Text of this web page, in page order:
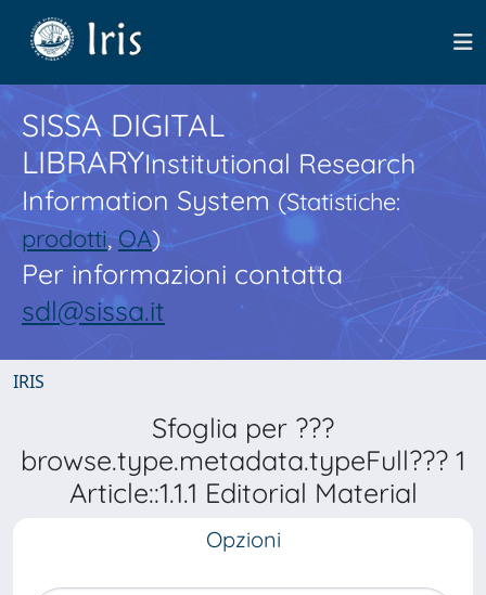
SISSA DIGITAL
LIBRARYInstitutional Research
Information System(Statistiche:
prodotti,OA)
Per informazioni contatta
sdl@sissa.it
IRIS
Sfoglia per ???
browse.type.metadata.typeFull??? 1
Article::1.1.1 Editorial Material
Opzioni